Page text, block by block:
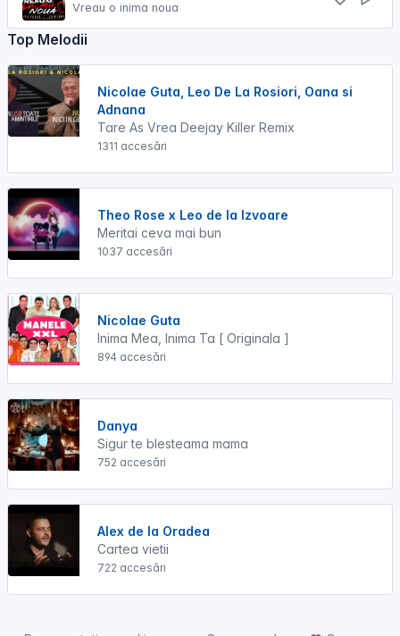
Vreau o inima noua
Top Melodii
Nicolae Guta, Leo De La Rosiori, Oana si
Adnana
Tare As Vrea Deejay Killer Remix
1311 accesări
Theo Rose x Leo de la Izvoare
Meritai ceva mai bun
1037 accesări
Nicolae Guta
Inima Mea, Inima Ta [ Originala ]
894 accesări
Danya
Sigur te blesteama mama
752 accesări
Alex de la Oradea
Cartea vietii
722 accesări